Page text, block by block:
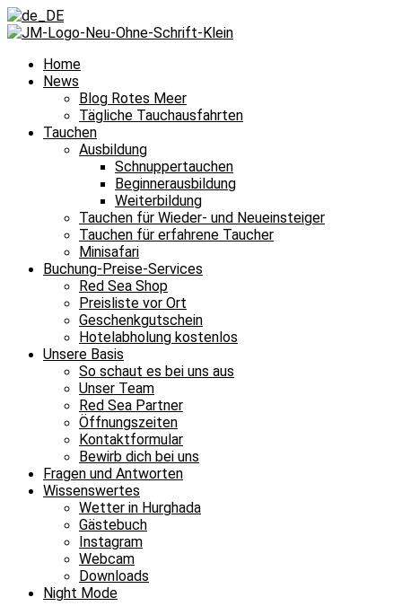
Home
News
Blog Rotes Meer
Tägliche Tauchausfahrten
Tauchen
Ausbildung
Schnuppertauchen
Beginnerausbildung
Weiterbildung
Tauchen für Wieder- und Neueinsteiger
Tauchen für erfahrene Taucher
Minisafari
Buchung-Preise-Services
Red Sea Shop
Preisliste vor Ort
Geschenkgutschein
Hotelabholung kostenlos
Unsere Basis
So schaut es bei uns aus
Unser Team
Red Sea Partner
Öffnungszeiten
Kontaktformular
Bewirb dich bei uns
Fragen und Antworten
Wissenswertes
Wetter in Hurghada
Gästebuch
Instagram
Webcam
Downloads
Night Mode
für
Tauchurlaub
Hurghada
geplant
kommst
besuchen?
habe
gebucht/ich
dieses